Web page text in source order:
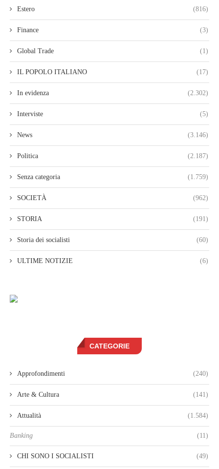
Estero (816)
Finance (3)
Global Trade (1)
IL POPOLO ITALIANO (17)
In evidenza (2.302)
Interviste (5)
News (3.146)
Politica (2.187)
Senza categoria (1.759)
SOCIETÀ (962)
STORIA (191)
Storia dei socialisti (60)
ULTIME NOTIZIE (6)
CATEGORIE
Approfondimenti (240)
Arte & Cultura (141)
Attualità (1.584)
Banking (11)
CHI SONO I SOCIALISTI (49)